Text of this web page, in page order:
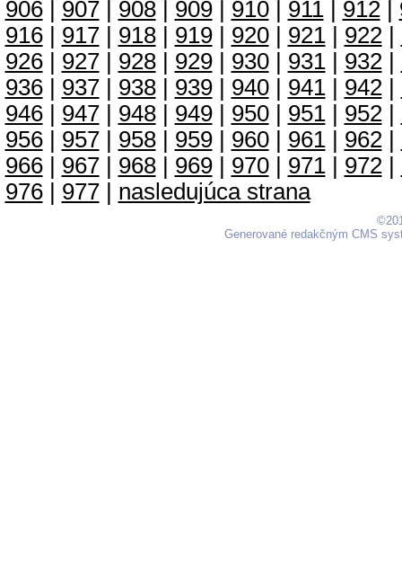
906| 907| 908| 909| 910| 911| 912|
916| 917| 918| 919| 920| 921| 922|
926| 927| 928| 929| 930| 931| 932|
936| 937| 938| 939| 940| 941| 942|
946| 947| 948| 949| 950| 951| 952|
956| 957| 958| 959| 960| 961| 962|
966| 967| 968| 969| 970| 971| 972|
976| 977| nasledujúca strana
Generované redakčným CMS